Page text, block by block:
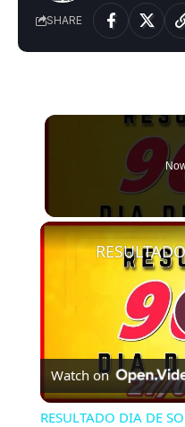
SHARE
Watch on
RESULTADO DIA DE